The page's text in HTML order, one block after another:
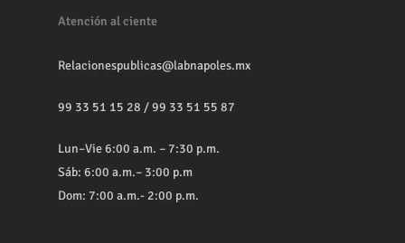
Atención al ciente
Relacionespublicas@labnapoles.mx
99 33 51 15 28 /99 33 51 55 87
Lun–Vie 6:00 a.m. – 7:30 p.m.
Sáb: 6:00 a.m.– 3:00 p.m
Dom: 7:00 a.m.- 2:00 p.m.